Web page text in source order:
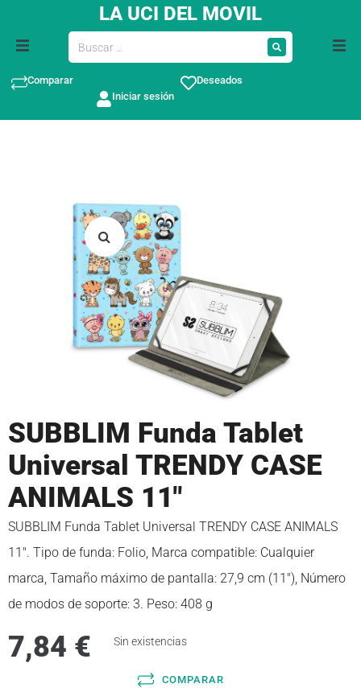
LA UCI DEL MOVIL
Comparar
Deseados
Iniciar sesión
SUBBLIM Funda Tablet
Universal TRENDY CASE
ANIMALS 11″
SUBBLIM Funda Tablet Universal TRENDY CASE ANIMALS
11″. Tipo de funda: Folio, Marca compatible: Cualquier
marca, Tamaño máximo de pantalla: 27,9 cm (11″), Número
de modos de soporte: 3. Peso: 408 g
7,84 € Sin existencias
COMPARAR